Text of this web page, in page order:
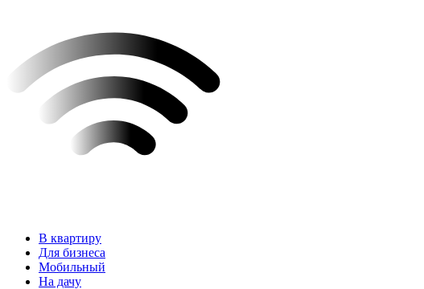
В квартиру
Для бизнеса
Мобильный
На дачу